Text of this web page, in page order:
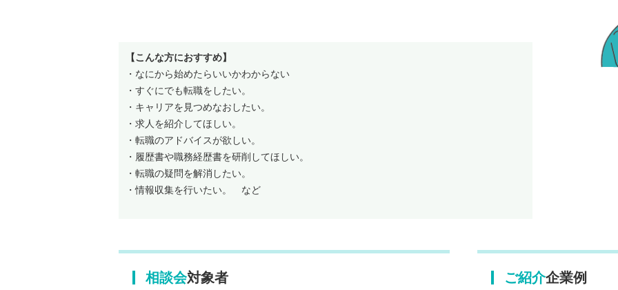
【こんな方におすすめ】
・なにから始めたらいいかわからない
・すぐにでも転職をしたい。
・キャリアを見つめなおしたい。
・求人を紹介してほしい。
・転職のアドバイスが欲しい。
・履歴書や職務経歴書を研削してほしい。
・転職の疑問を解消したい。
・情報収集を行いたい。 など
相談会対象者 ご紹介企業例